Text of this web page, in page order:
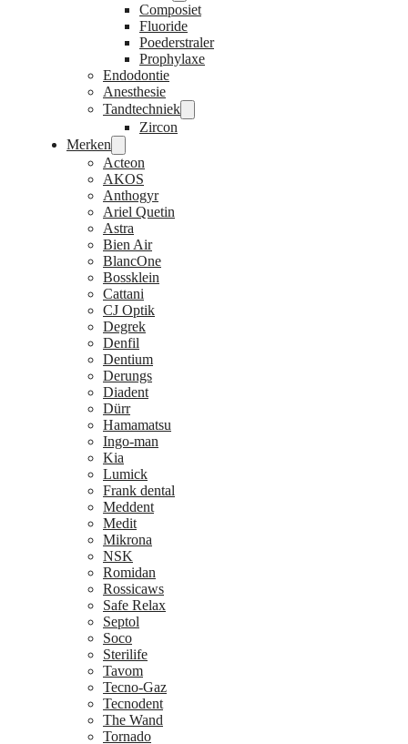
Composiet
Fluoride
Poederstraler
Prophylaxe
Endodontie
Anesthesie
Tandtechniek
Zircon
Merken
Acteon
AKOS
Anthogyr
Ariel Quetin
Astra
Bien Air
BlancOne
Bossklein
Cattani
CJ Optik
Degrek
Denfil
Dentium
Derungs
Diadent
Dürr
Hamamatsu
Ingo-man
Kia
Lumick
Frank dental
Meddent
Medit
Mikrona
NSK
Romidan
Rossicaws
Safe Relax
Septol
Soco
Sterilife
Tavom
Tecno-Gaz
Tecnodent
The Wand
Tornado